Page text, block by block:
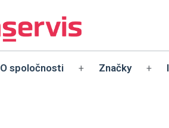
O spoločnosti + Značky +